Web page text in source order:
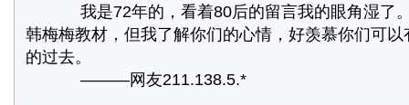
我是72年的，看着80后的留言我的眼角湿了
韩梅梅教材，但我了解你们的心情，好羡慕你们可
的过去。
———网友211.138.5.*